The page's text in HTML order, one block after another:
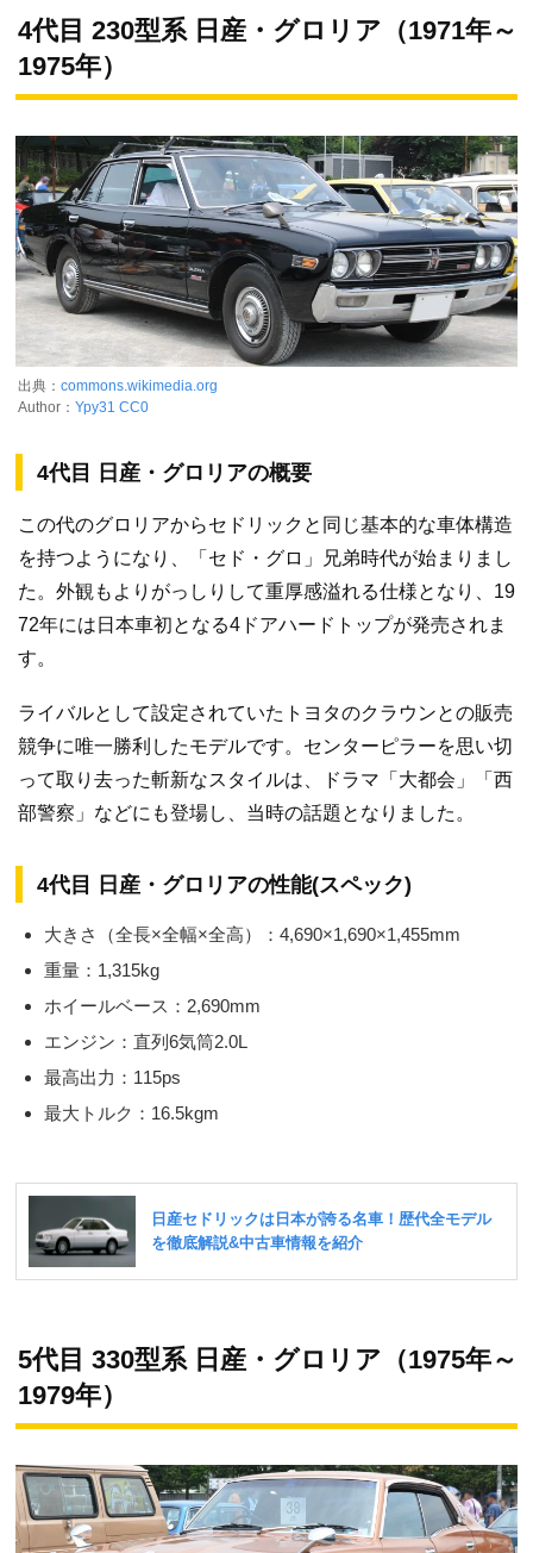
4代目 230型系 日産・グロリア（1971年～
1975年）
出典： commons.wikimedia.org
Author： Ypy31 CC0
4代目 日産・グロリアの概要
この代のグロリアからセドリックと同じ基本的な車体構造
を持つようになり、「セド・グロ」兄弟時代が始まりまし
た。外観もよりがっしりして重厚感溢れる仕様となり、19
72年には日本車初となる4ドアハードトップが発売されま
す。
ライバルとして設定されていたトヨタのクラウンとの販売
競争に唯一勝利したモデルです。センターピラーを思い切
って取り去った斬新なスタイルは、ドラマ「大都会」「西
部警察」などにも登場し、当時の話題となりました。
4代目 日産・グロリアの性能(スペック)
大きさ（全長×全幅×全高）：4,690×1,690×1,455mm
重量：1,315kg
ホイールベース：2,690mm
エンジン：直列6気筒2.0L
最高出力：115ps
最大トルク：16.5kgm
5代目 330型系 日産・グロリア（1975年～
1979年）